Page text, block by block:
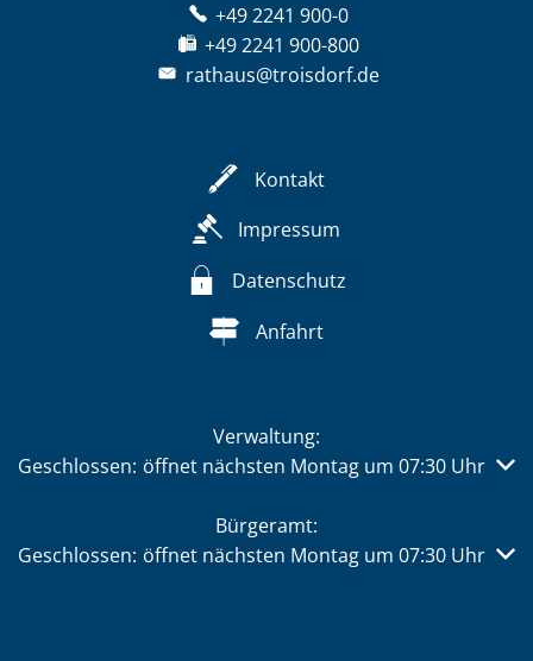
+49 2241 900-0
+49 2241 900-800
rathaus@troisdorf.de
Kontakt
Impressum
Datenschutz
Anfahrt
Verwaltung:
Klicken, um weitere Öffnungs- oder Schließzeiten
Geschlossen: öffnet nächsten Montag um 07:30 Uhr
Bürgeramt:
Klicken, um weitere Öffnungs- oder Schließzeiten
Geschlossen: öffnet nächsten Montag um 07:30 Uhr